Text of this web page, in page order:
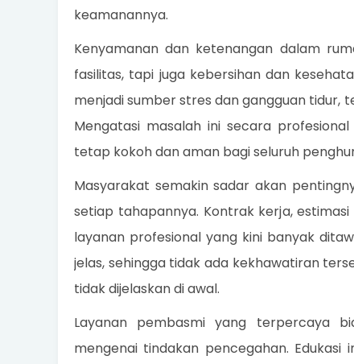
keamanannya.
Kenyamanan dan ketenangan dalam
fasilitas, tapi juga kebersihan dan
menjadi sumber stres dan gangguan tidur,
Mengatasi masalah ini secara
tetap kokoh dan aman bagi seluruh
Masyarakat semakin sadar akan
setiap tahapannya. Kontrak kerja,
layanan profesional yang kini banyak
jelas, sehingga tidak ada kekhawatiran
tidak dijelaskan di awal.
Layanan pembasmi yang terpercaya
mengenai tindakan pencegahan.